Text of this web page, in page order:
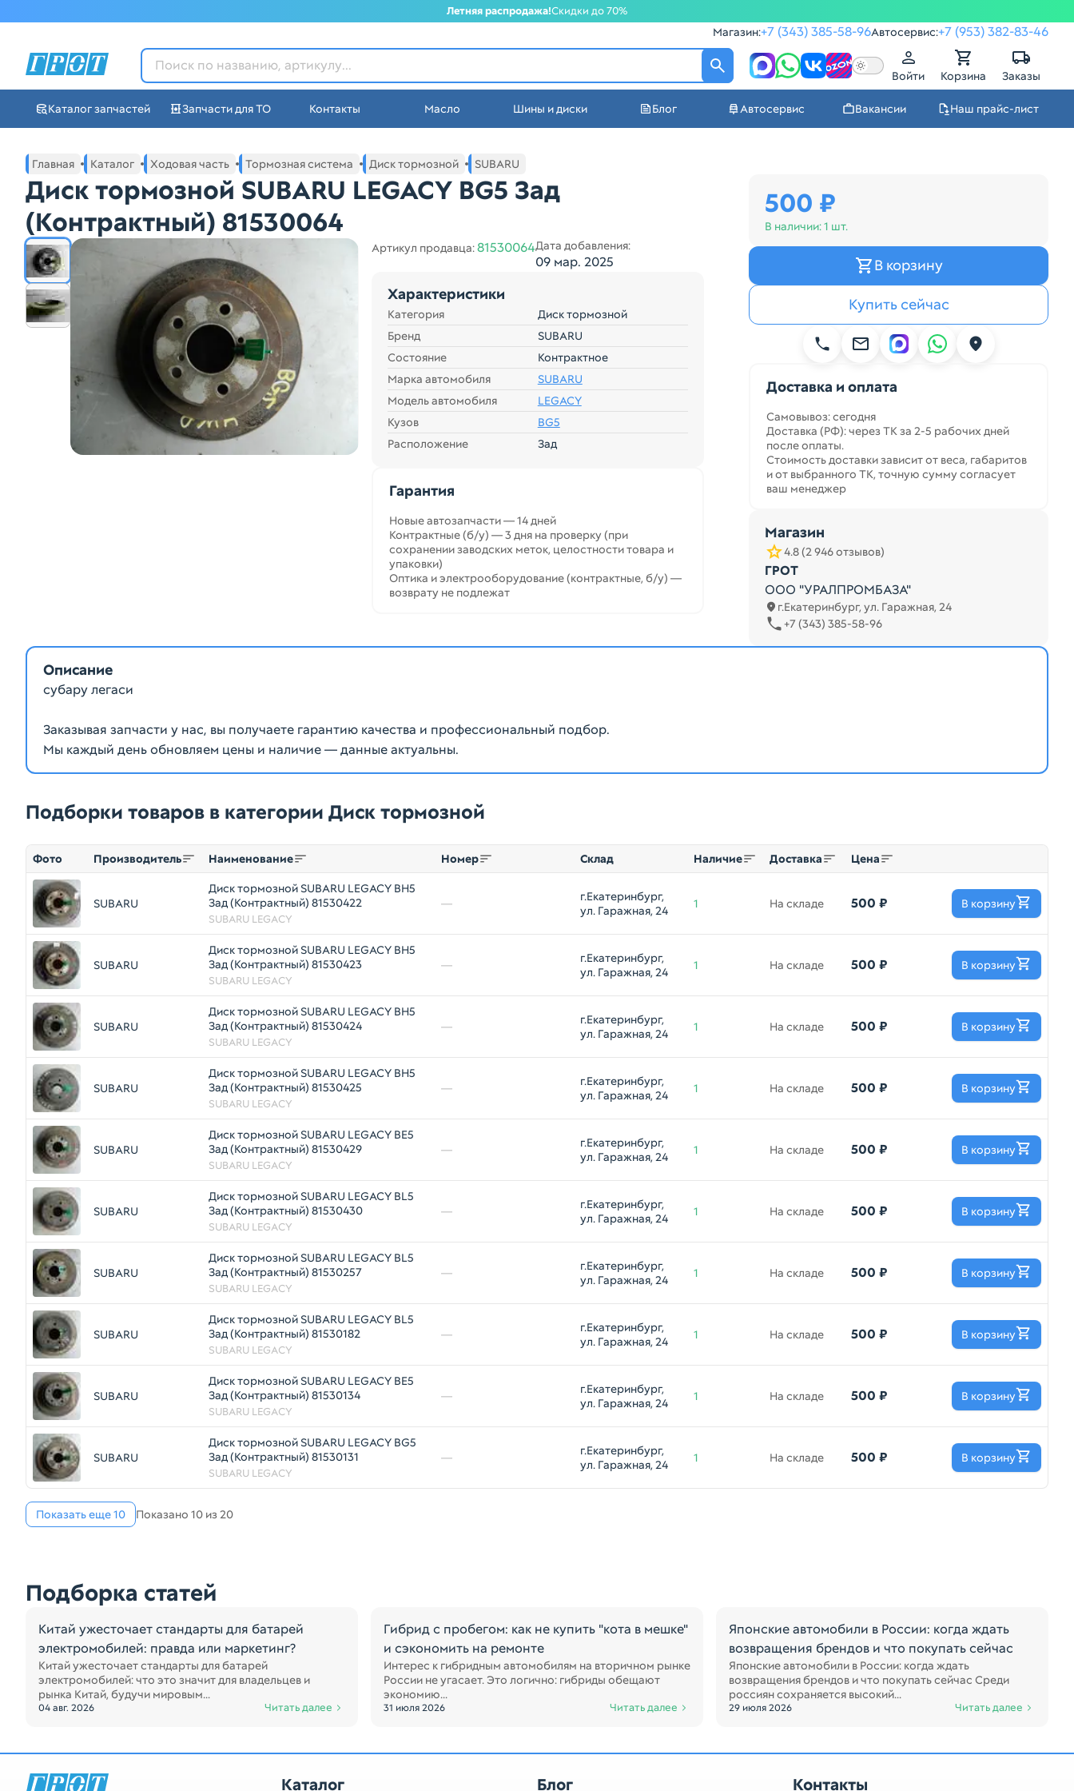
Летняя распродажа!Скидки до 70%
Магазин:+7 (343) 385-58-96Автосервис:+7 (953) 382-83-46
ГРОТ - Автозапчасти в Екатеринбурге
Войти Корзина Заказы
Каталог запчастей Запчасти для ТО Контакты Масло Шины и диски Блог Автосервис Вакансии Наш прайс-лист
Основное меню навигации интернет-магазина автозапчастей в Екатеринбурге
Главная Каталог Ходовая часть Тормозная система Диск тормозной SUBARU
Диск тормозной SUBARU LEGACY BG5 Зад
(Контрактный) 81530064
Артикул продавца:81530064Дата добавления:
09 мар. 2025
Характеристики
Категория
Диск тормозной
Бренд
SUBARU
Состояние
Контрактное
Марка автомобиля
SUBARU
Модель автомобиля
LEGACY
Кузов
BG5
Расположение
Зад
Гарантия
Новые автозапчасти — 14 дней
Контрактные (б/у) — 3 дня на проверку (при
сохранении заводских меток, целостности товара и
упаковки)
Оптика и электрооборудование (контрактные, б/у) —
возврату не подлежат
500 ₽
В наличии:1 шт.
В корзину
Купить сейчас
Доставка и оплата
Самовывоз: сегодня
Доставка (РФ): через ТК за 2-5 рабочих дней
после оплаты.
Стоимость доставки зависит от веса, габаритов
и от выбранного ТК, точную сумму согласует
ваш менеджер
Магазин
4.8 (2 946 отзывов)
ГРОТ
ООО "УРАЛПРОМБАЗА"
г.Екатеринбург, ул. Гаражная, 24
+7 (343) 385-58-96
Описание
субару легаси
Заказывая запчасти у нас, вы получаете гарантию качества и профессиональный подбор.
Мы каждый день обновляем цены и наличие — данные актуальны.
Подборки товаров в категории Диск тормозной
Фото Производитель Наименование Номер Склад Наличие Доставка Цена
SUBARU
Диск тормозной SUBARU LEGACY BH5
Зад (Контрактный) 81530422
SUBARU LEGACY
—
г.Екатеринбург,
ул. Гаражная, 24
1 На складе 500 ₽ В корзину
SUBARU
Диск тормозной SUBARU LEGACY BH5
Зад (Контрактный) 81530423
SUBARU LEGACY
—
г.Екатеринбург,
ул. Гаражная, 24
1 На складе 500 ₽ В корзину
SUBARU
Диск тормозной SUBARU LEGACY BH5
Зад (Контрактный) 81530424
SUBARU LEGACY
—
г.Екатеринбург,
ул. Гаражная, 24
1 На складе 500 ₽ В корзину
SUBARU
Диск тормозной SUBARU LEGACY BH5
Зад (Контрактный) 81530425
SUBARU LEGACY
—
г.Екатеринбург,
ул. Гаражная, 24
1 На складе 500 ₽ В корзину
SUBARU
Диск тормозной SUBARU LEGACY BE5
Зад (Контрактный) 81530429
SUBARU LEGACY
—
г.Екатеринбург,
ул. Гаражная, 24
1 На складе 500 ₽ В корзину
SUBARU
Диск тормозной SUBARU LEGACY BL5
Зад (Контрактный) 81530430
SUBARU LEGACY
—
г.Екатеринбург,
ул. Гаражная, 24
1 На складе 500 ₽ В корзину
SUBARU
Диск тормозной SUBARU LEGACY BL5
Зад (Контрактный) 81530257
SUBARU LEGACY
—
г.Екатеринбург,
ул. Гаражная, 24
1 На складе 500 ₽ В корзину
SUBARU
Диск тормозной SUBARU LEGACY BL5
Зад (Контрактный) 81530182
SUBARU LEGACY
—
г.Екатеринбург,
ул. Гаражная, 24
1 На складе 500 ₽ В корзину
SUBARU
Диск тормозной SUBARU LEGACY BE5
Зад (Контрактный) 81530134
SUBARU LEGACY
—
г.Екатеринбург,
ул. Гаражная, 24
1 На складе 500 ₽ В корзину
SUBARU
Диск тормозной SUBARU LEGACY BG5
Зад (Контрактный) 81530131
SUBARU LEGACY
—
г.Екатеринбург,
ул. Гаражная, 24
1 На складе 500 ₽ В корзину
Показать еще 10 Показано 10 из 20
Подборка статей
Китай ужесточает стандарты для батарей
электромобилей: правда или маркетинг?
Китай ужесточает стандарты для батарей
электромобилей: что это значит для владельцев и
рынка Китай, будучи мировым...
04 авг. 2026 Читать далее
Гибрид с пробегом: как не купить "кота в мешке"
и сэкономить на ремонте
Интерес к гибридным автомобилям на вторичном рынке
России не угасает. Это логично: гибриды обещают
экономию...
31 июля 2026 Читать далее
Японские автомобили в России: когда ждать
возвращения брендов и что покупать сейчас
Японские автомобили в России: когда ждать
возвращения брендов и что покупать сейчас Среди
россиян сохраняется высокий...
29 июля 2026 Читать далее
Каталог Блог Контакты